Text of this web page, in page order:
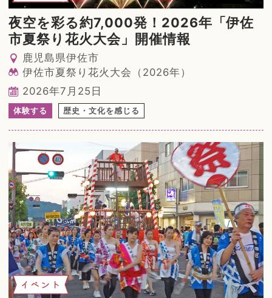
夜空を彩る約7,000発！2026年「伊佐
市夏祭り花火大会」開催情報
鹿児島県伊佐市
伊佐市夏祭り花火大会（2026年）
2026年7月25日
体験する 歴史・文化を感じる
イベント